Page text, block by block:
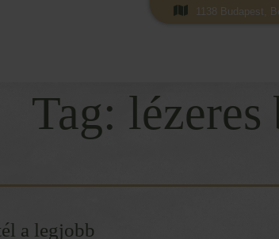
1138 Budapest,
Tag:
a legjobb